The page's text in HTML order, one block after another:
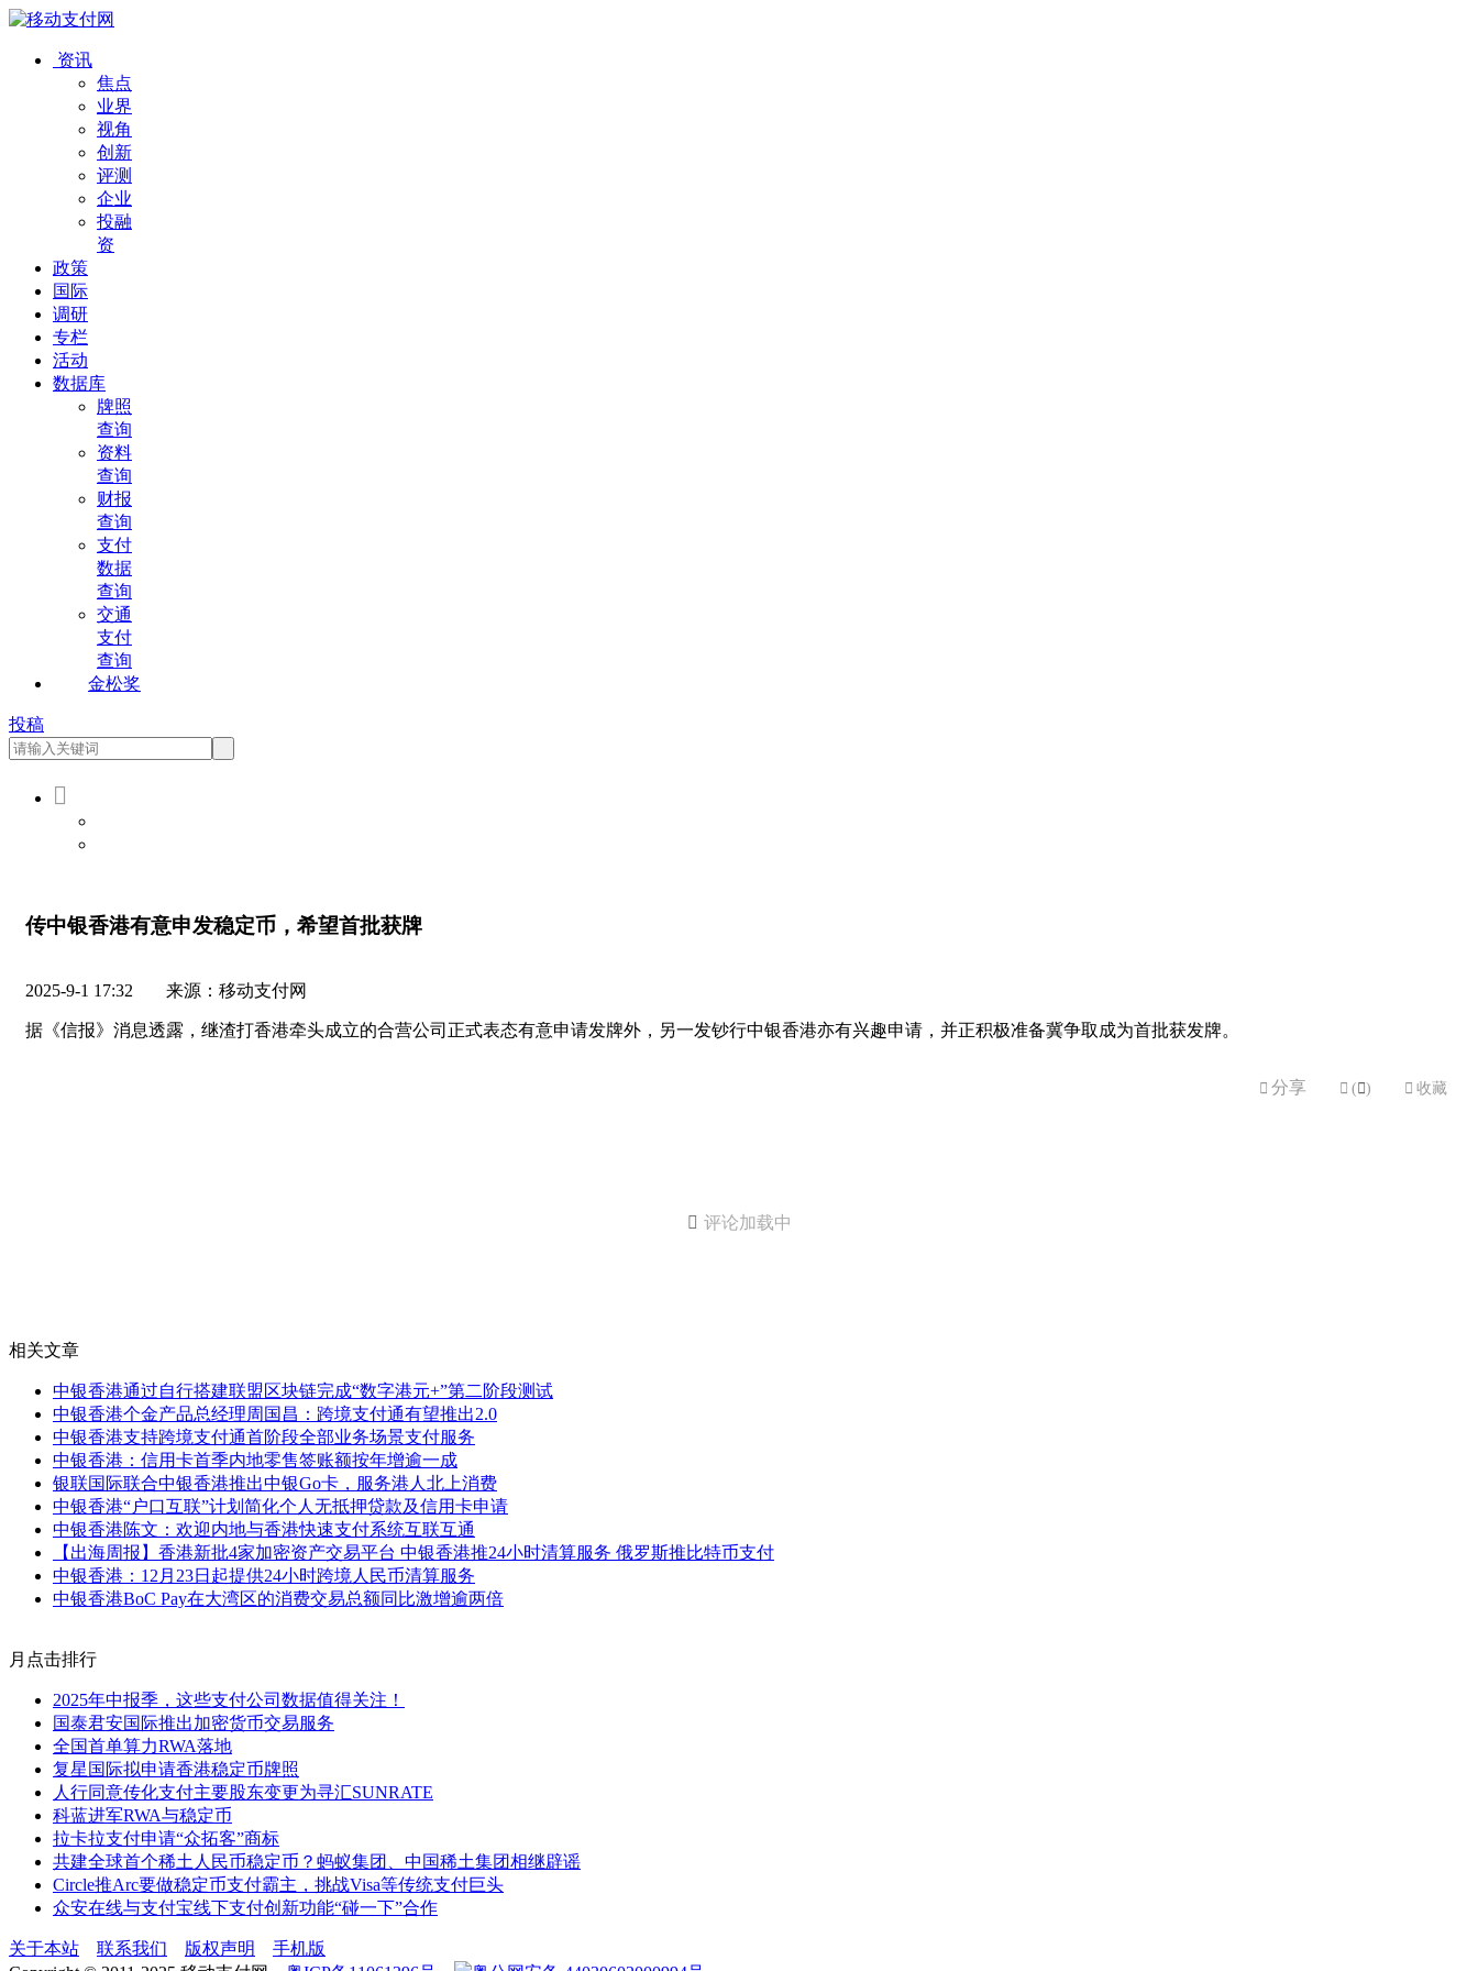
资讯
焦点
业界
视角
创新
评测
企业
投融
资
政策
国际
调研
专栏
活动
数据库
牌照
查询
资料
查询
财报
查询
支付
数据
查询
交通
支付
查询
金松奖
投稿

传中银香港有意申发稳定币，希望首批获牌
2025-9-1 17:32 来源：移动支付网
据《信报》消息透露，继渣打香港牵头成立的合营公司正式表态有意申请发牌外，另一发钞行中银香港亦有兴趣申请，并正积极准备冀争取成为首批获发牌。
 分享  ( )  收藏
 评论加载中
相关文章
中银香港通过自行搭建联盟区块链完成“数字港元+”第二阶段测试
中银香港个金产品总经理周国昌：跨境支付通有望推出2.0
中银香港支持跨境支付通首阶段全部业务场景支付服务
中银香港：信用卡首季内地零售签账额按年增逾一成
银联国际联合中银香港推出中银Go卡，服务港人北上消费
中银香港“户口互联”计划简化个人无抵押贷款及信用卡申请
中银香港陈文：欢迎内地与香港快速支付系统互联互通
【出海周报】香港新批4家加密资产交易平台 中银香港推24小时清算服务 俄罗斯推比特币支付
中银香港：12月23日起提供24小时跨境人民币清算服务
中银香港BoC Pay在大湾区的消费交易总额同比激增逾两倍
月点击排行
2025年中报季，这些支付公司数据值得关注！
国泰君安国际推出加密货币交易服务
全国首单算力RWA落地
复星国际拟申请香港稳定币牌照
人行同意传化支付主要股东变更为寻汇SUNRATE
科蓝进军RWA与稳定币
拉卡拉支付申请“众拓客”商标
共建全球首个稀土人民币稳定币？蚂蚁集团、中国稀土集团相继辟谣
Circle推Arc要做稳定币支付霸主，挑战Visa等传统支付巨头
众安在线与支付宝线下支付创新功能“碰一下”合作
关于本站 联系我们 版权声明
手机版